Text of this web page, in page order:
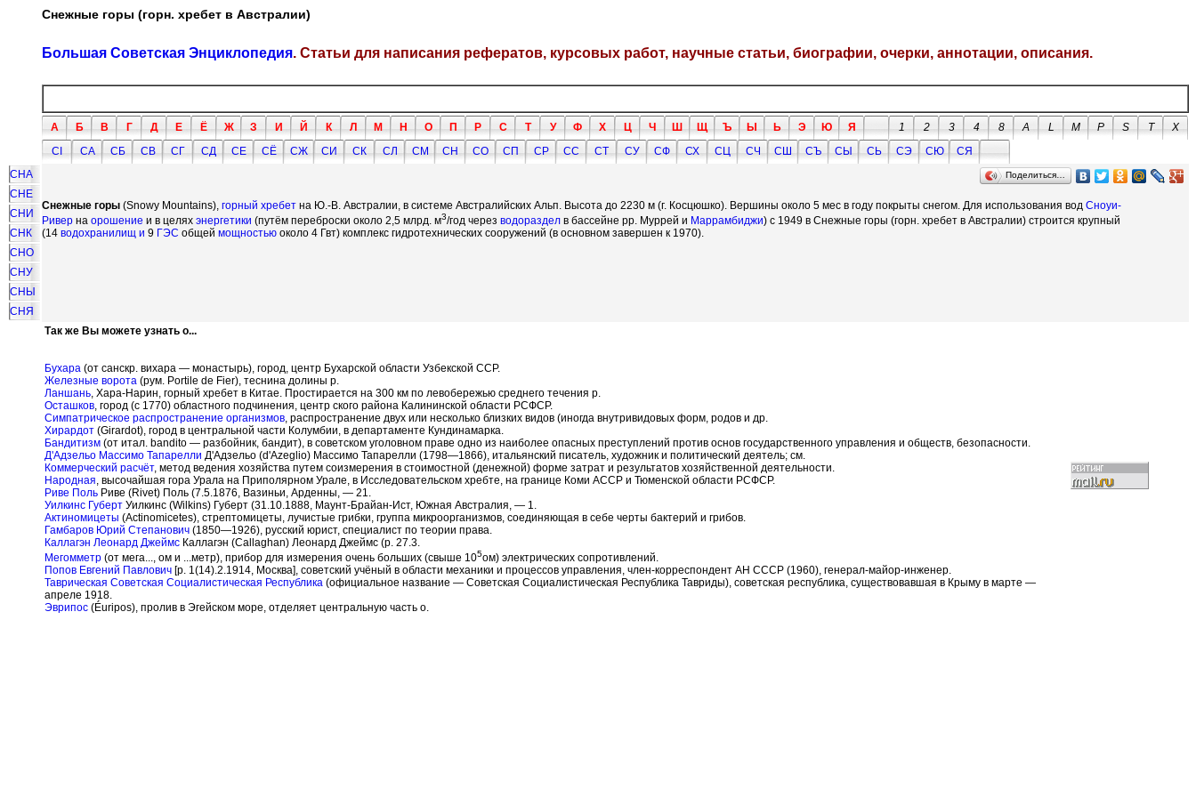
Снежные горы (горн. хребет в Австралии)
Большая Советская Энциклопедия. Статьи для написания рефератов, курсовых работ, научные статьи, биографии, очерки, аннотации, описания.
А Б В Г Д Е Ё Ж З И Й К Л М Н О П Р С Т У Ф Х Ц Ч Ш Щ Ъ Ы Ь Э Ю Я 1 2 3 4 8 A L M P S T
X
СI
СА СБ СВ СГ СД СЕ СЁ СЖ СИ СК СЛ СМ СН СО СП СР СС СТ СУ СФ СХ СЦ СЧ СШ СЪ СЫ СЬ СЭ СЮ
СЯ
СНА
СНЕ
СНИ
СНК
СНО
СНУ
СНЫ
СНЯ
Поделиться…
Снежные горы (Snowy Mountains), горный хребет на Ю.-В. Австралии, в системе Австралийских Альп. Высота до 2230 м (г. Косцюшко). Вершины около 5 мес в году покрыты снегом. Для использования вод Сноуи-
Ривер на орошение и в целях энергетики (путём переброски около 2,5 млрд. м3/год через водораздел в бассейне рр. Муррей и Маррамбиджи) с 1949 в Снежные горы (горн. хребет в Австралии) строится крупный
(14 водохранилищ и 9 ГЭС общей мощностью около 4 Гвт) комплекс гидротехнических сооружений (в основном завершен к 1970).
Так же Вы можете узнать о...
Бухара (от санскр. вихара — монастырь), город, центр Бухарской области Узбекской ССР.
Железные ворота (рум. Portile de Fier), теснина долины р.
Ланшань, Хара-Нарин, горный хребет в Китае. Простирается на 300 км по левобережью среднего течения р.
Осташков, город (с 1770) областного подчинения, центр ского района Калининской области РСФСР.
Симпатрическое распространение организмов, распространение двух или несколько близких видов (иногда внутривидовых форм, родов и др.
Хирардот (Girardot), город в центральной части Колумбии, в департаменте Кундинамарка.
Бандитизм (от итал. bandito — разбойник, бандит), в советском уголовном праве одно из наиболее опасных преступлений против основ государственного управления и обществ, безопасности.
Д'Адзельо Массимо Тапарелли Д'Адзельо (d'Azeglio) Массимо Тапарелли (1798—1866), итальянский писатель, художник и политический деятель; см.
Коммерческий расчёт, метод ведения хозяйства путем соизмерения в стоимостной (денежной) форме затрат и результатов хозяйственной деятельности.
Народная, высочайшая гора Урала на Приполярном Урале, в Исследовательском хребте, на границе Коми АССР и Тюменской области РСФСР.
Риве Поль Риве (Rivet) Поль (7.5.1876, Вазиньи, Арденны, — 21.
Уилкинс Губерт Уилкинс (Wilkins) Губерт (31.10.1888, Маунт-Брайан-Ист, Южная Австралия, — 1.
Актиномицеты (Actinomicetes), стрептомицеты, лучистые грибки, группа микроорганизмов, соединяющая в себе черты бактерий и грибов.
Гамбаров Юрий Степанович (1850—1926), русский юрист, специалист по теории права.
Каллагэн Леонард Джеймс Каллагэн (Callaghan) Леонард Джеймс (р. 27.3.
Мегомметр (от мега..., ом и ...метр), прибор для измерения очень больших (свыше 105ом) электрических сопротивлений.
Попов Евгений Павлович [р. 1(14).2.1914, Москва], советский учёный в области механики и процессов управления, член-корреспондент АН СССР (1960), генерал-майор-инженер.
Таврическая Советская Социалистическая Республика (официальное название — Советская Социалистическая Республика Тавриды), советская республика, существовавшая в Крыму в марте —
апреле 1918.
Эврипос (Éuripos), пролив в Эгейском море, отделяет центральную часть о.